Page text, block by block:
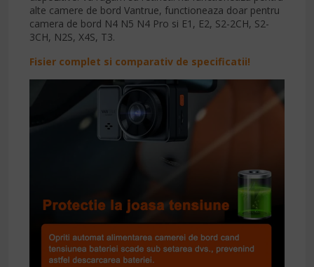
alte camere de bord Vantrue, functioneaza doar pentru
camera de bord N4 N5 N4 Pro si E1, E2, S2-2CH, S2-
3CH, N2S, X4S, T3.
Fisier complet si comparativ de specificatii!